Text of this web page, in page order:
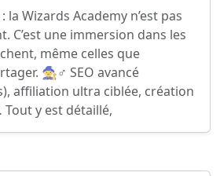
Wizards Academy n’est pas
C’est une immersion dans les
même celles que
🧙♂️ SEO avancé
affiliation ultra ciblée, création
y est détaillé,